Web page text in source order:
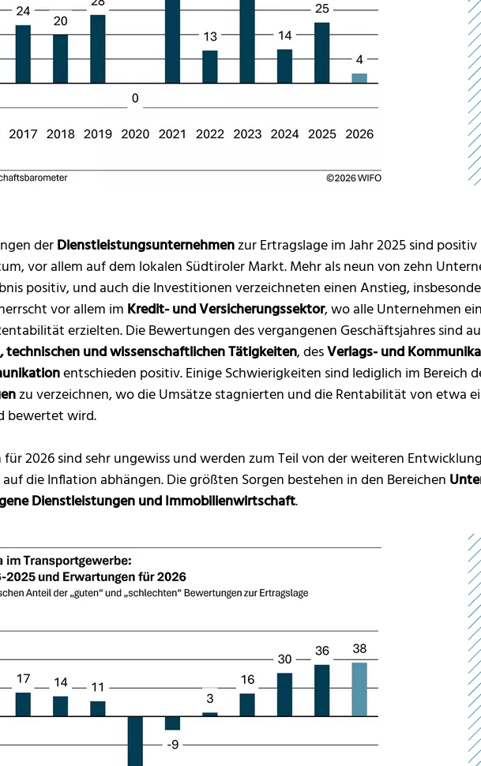
derDienstleistungsunternehmenzur Ertragslage im Jahr 2025 sind
vor allem auf dem lokalen Südtiroler Markt. Mehr als neun von zehn
positiv, und auch die Investitionen verzeichneten einen Anstieg,
vor allem im Kredit- und Versicherungssektor, wo alle Unternehmen
erzielten. Die Bewertungen des vergangenen Geschäftsjahres sind
technischen und wissenschaftlichen Tätigkeiten, desVerlags- und
entschieden positiv. Einige Schwierigkeiten sind lediglich im Bereich
zu verzeichnen, wo die Umsätze stagnierten und die Rentabilität von etwa
bewertet wird.
für 2026 sind sehr ungewiss und werden zum Teil von der weiteren
die Inflation abhängen. Die größten Sorgen bestehen in den Bereichen
Dienstleistungen und Immobilienwirtschaft.